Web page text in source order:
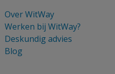
Over WitWay
Werken bij WitWay?
Deskundig advies
Blog